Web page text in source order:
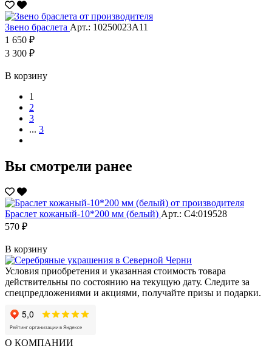
Звено браслета Арт.: 10250023А11
1 650 ₽
3 300 ₽
В корзину
1
2
3
... 3
Вы смотрели ранее
Браслет кожаный-10*200 мм (белый) Арт.: С4:019528
570 ₽
В корзину
Условия приобретения и указанная стоимость товара
действительны по состоянию на текущую дату. Следите за
спецпредложениями и акциями, получайте призы и подарки.
О КОМПАНИИ